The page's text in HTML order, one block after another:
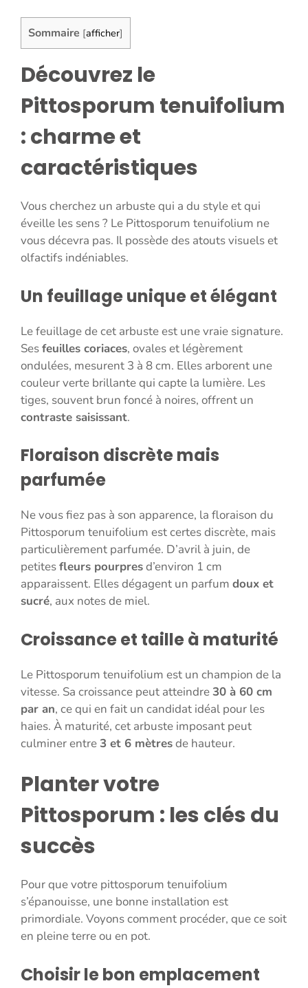
Sommaire [afficher]
Découvrez le
Pittosporum tenuifolium
: charme et
caractéristiques
Vous cherchez un arbuste qui a du style et qui
éveille les sens ? Le Pittosporum tenuifolium ne
vous décevra pas. Il possède des atouts visuels et
olfactifs indéniables.
Un feuillage unique et élégant
Le feuillage de cet arbuste est une vraie signature.
Sesfeuilles coriaces, ovales et légèrement
ondulées, mesurent 3 à 8 cm. Elles arborent une
couleur verte brillante qui capte la lumière. Les
tiges, souvent brun foncé à noires, offrent un
contraste saisissant.
Floraison discrète mais
parfumée
Ne vous fiez pas à son apparence, la floraison du
Pittosporum tenuifolium est certes discrète, mais
particulièrement parfumée. D’avril à juin, de
petitesfleurs pourpresd’environ 1 cm
apparaissent. Elles dégagent un parfum doux et
sucré, aux notes de miel.
Croissance et taille à maturité
Le Pittosporum tenuifolium est un champion de la
vitesse. Sa croissance peut atteindre30 à 60 cm
par an, ce qui en fait un candidat idéal pour les
haies. À maturité, cet arbuste imposant peut
culminer entre3 et 6 mètresde hauteur.
Planter votre
Pittosporum : les clés du
succès
Pour que votre pittosporum tenuifolium
s’épanouisse, une bonne installation est
primordiale. Voyons comment procéder, que ce soit
en pleine terre ou en pot.
Choisir le bon emplacement